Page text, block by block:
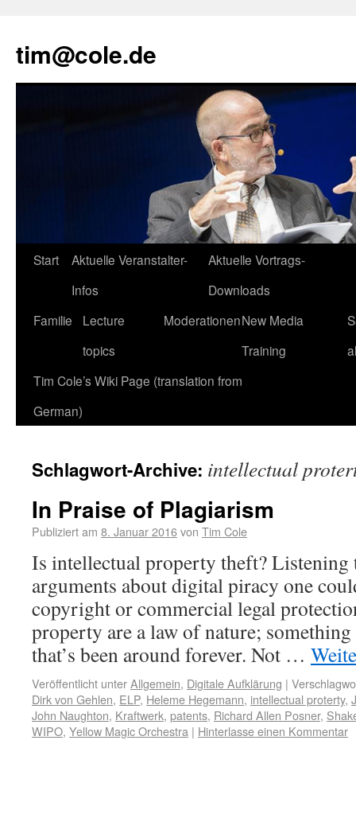
tim@cole.de
Start
Aktuelle Veranstalter-
Infos
Aktuelle Vortrags-
Downloads
Familie
Lecture
topics
ModerationenNew Media
Training
Tim Cole’s Wiki Page (translation from
German)
Schlagwort-Archive: intellectual
In Praise of Plagiarism
Publiziert am 8. Januar 2016von Tim Cole
Is intellectual property theft? Listening
arguments about digital piracy one
copyright or commercial legal
property are a law of nature; something
that’s been around forever. Not …
Veröffentlicht unterAllgemein, Digitale Aufklärung |
Dirk von Gehlen, ELP, Heleme Hegemann, intellectual proterty,
John Naughton, Kraftwerk, patents, Richard Allen Posner,
WIPO, Yellow Magic Orchestra | Hinterlasse einen Kommentar